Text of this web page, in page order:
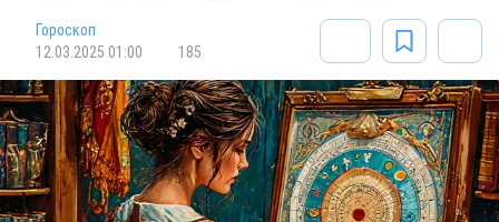
Гороскоп
12.03.2025 01:00
185